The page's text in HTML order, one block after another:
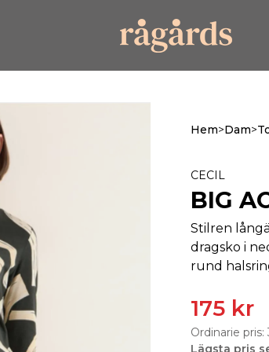
Hem>Dam>
CECIL
BIG
Stilren
dragsko i
rund
175 kr
Ordinarie pris:
Lägsta pris